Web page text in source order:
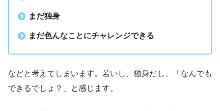
まだ独身
まだ色んなことにチャレンジできる
などと考えてしまいます。若いし、独身だし、「なんでも
できるでしょ？」と感じます。